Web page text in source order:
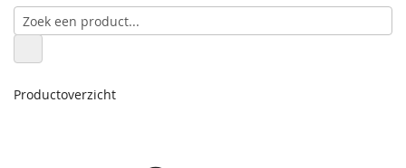
Productoverzicht